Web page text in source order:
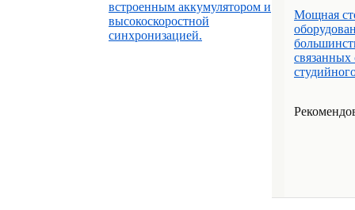
встроенным аккумулятором и
высокоскоростной
синхронизацией.
Мощная
связанных